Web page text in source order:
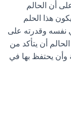
أن الحالم
هذا الحلم
في نفسه وقدرته على
أن يتأكد من
وأن يحتفظ بها في